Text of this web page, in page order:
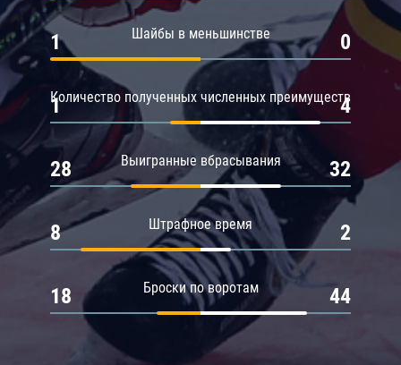
Шайбы в меньшинстве
1 0
Количество полученных численных преимуществ
1 4
Выигранные вбрасывания
28 32
Штрафное время
8 2
Броски по воротам
18 44